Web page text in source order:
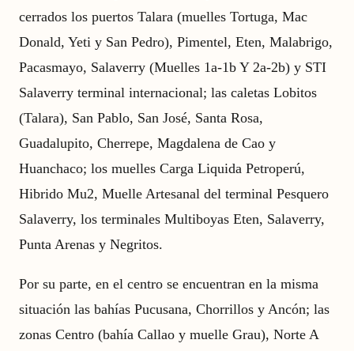
cerrados los puertos Talara (muelles Tortuga, Mac
Donald, Yeti y San Pedro), Pimentel, Eten, Malabrigo,
Pacasmayo, Salaverry (Muelles 1a-1b Y 2a-2b) y STI
Salaverry terminal internacional; las caletas Lobitos
(Talara), San Pablo, San José, Santa Rosa,
Guadalupito, Cherrepe, Magdalena de Cao y
Huanchaco; los muelles Carga Liquida Petroperú,
Hibrido Mu2, Muelle Artesanal del terminal Pesquero
Salaverry, los terminales Multiboyas Eten, Salaverry,
Punta Arenas y Negritos.
Por su parte, en el centro se encuentran en la misma
situación las bahías Pucusana, Chorrillos y Ancón; las
zonas Centro (bahía Callao y muelle Grau), Norte A